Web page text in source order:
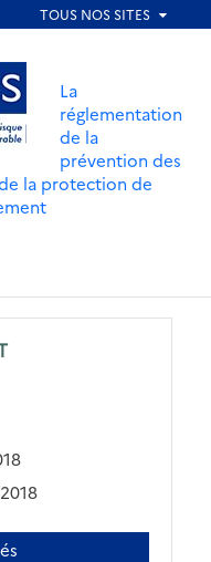
menu
La
réglementation
de la
prévention des
la protection de